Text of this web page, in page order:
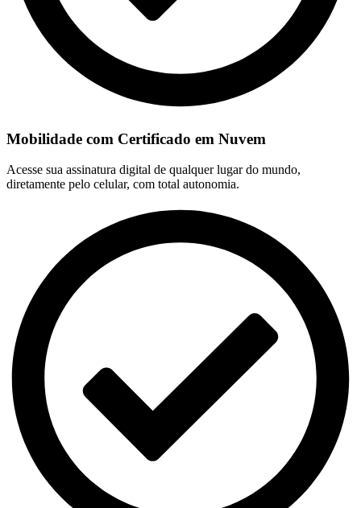
Mobilidade com Certificado em Nuvem
Acesse sua assinatura digital de qualquer lugar do mundo,
diretamente pelo celular, com total autonomia.